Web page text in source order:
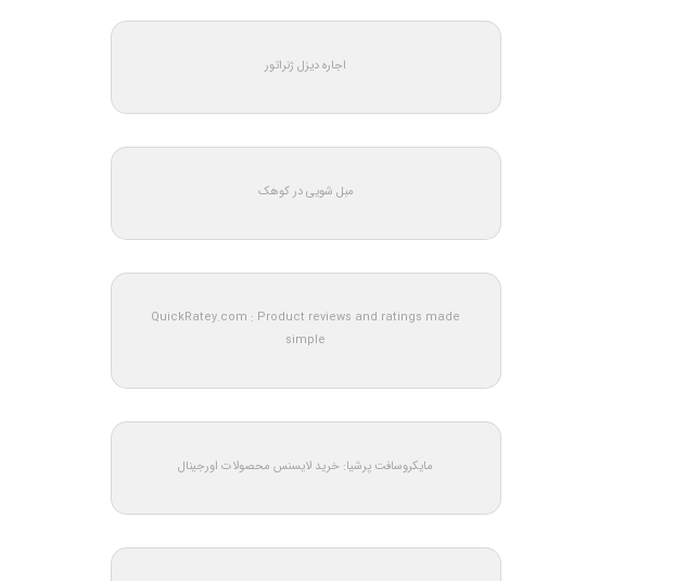
اجاره دیزل ژنراتور
مبل شویی در کوهک
QuickRatey.com : Product reviews and ratings made
simple
مایکروسافت پرشیا: خرید لایسنس محصولات اورجینال